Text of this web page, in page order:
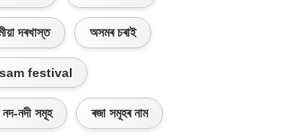
দৰখাস্ত অসমৰ চৰাই
festival
নদী সমূহ ৰজা সমূহৰ নাম